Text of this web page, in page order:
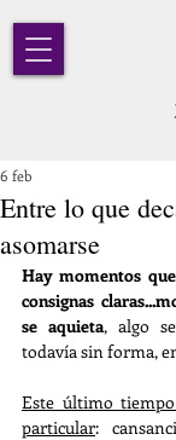
Entre lo que
asomarse
6 feb
Hay momentos
consignas
se aquieta, algo
todavía sin forma,
Este último
particular: